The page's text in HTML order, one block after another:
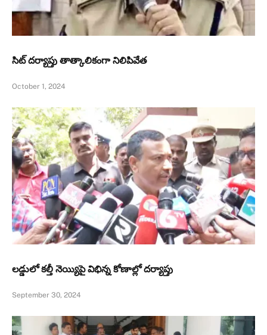
సిట్‌ దర్యాప్తు తాత్కాలికంగా నిలిపివేత
October 1, 2024
లడ్డులో కల్తీ నెయ్యిపై విభిన్న కోణాల్లో దర్యాప్తు
September 30, 2024